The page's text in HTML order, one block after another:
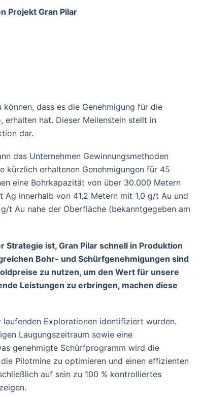
Projekt Gran Pilar
können, dass es die Genehmigung für die
erhalten hat. Dieser Meilenstein stellt in
dar.
das Unternehmen Gewinnungsmethoden
erhaltenen Genehmigungen für 45
eine Bohrkapazität von über 30.000 Metern
innerhalb von 41,2 Metern mit 1,0 g/t Au und
t Au nahe der Oberfläche (bekanntgegeben am
ist, Gran Pilar schnell in Produktion
Bohr- und Schürfgenehmigungen sind
zu nutzen, um den Wert für unsere
Leistungen zu erbringen, machen diese
Explorationen identifiziert wurden.
Laugungszeitraum sowie eine
genehmigte Schürfprogramm wird die
Pilotmine zu optimieren und einen effizienten
auf sein zu 100 % kontrolliertes